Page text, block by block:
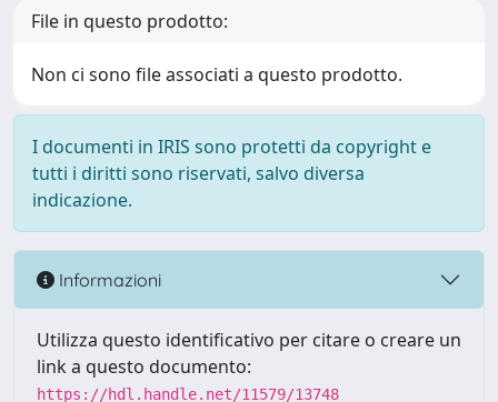
File in questo prodotto:
Non ci sono file associati a questo prodotto.
I documenti in IRIS sono protetti da copyright e
tutti i diritti sono riservati, salvo diversa
indicazione.
Informazioni
Utilizza questo identificativo per citare o creare un
link a questo documento:
https://hdl.handle.net/11579/13748